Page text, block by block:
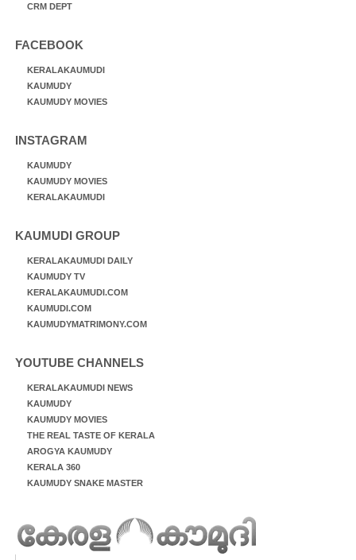
CRM DEPT
FACEBOOK
KERALAKAUMUDI
KAUMUDY
KAUMUDY MOVIES
INSTAGRAM
KAUMUDY
KAUMUDY MOVIES
KERALAKAUMUDI
KAUMUDI GROUP
KERALAKAUMUDI DAILY
KAUMUDY TV
KERALAKAUMUDI.COM
KAUMUDI.COM
KAUMUDYMATRIMONY.COM
YOUTUBE CHANNELS
KERALAKAUMUDI NEWS
KAUMUDY
KAUMUDY MOVIES
THE REAL TASTE OF KERALA
AROGYA KAUMUDY
KERALA 360
KAUMUDY SNAKE MASTER